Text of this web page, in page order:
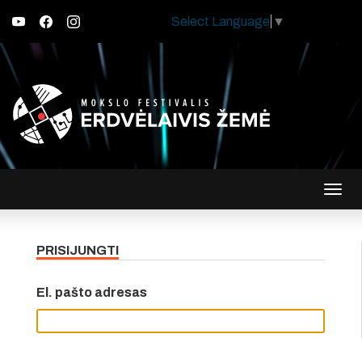
Select Language ▼
PRISIJUNGTI
El. pašto adresas